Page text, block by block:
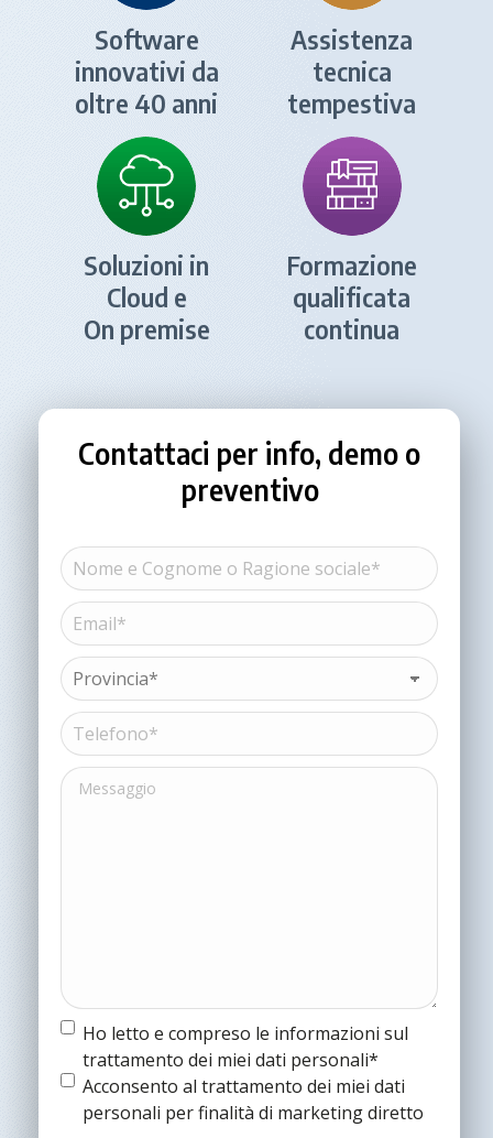
Software
innovativi da
oltre 40 anni
Assistenza
tecnica
tempestiva
Soluzioni in
Cloud e
On premise
Formazione
qualificata
continua
Contattaci per info, demo o
preventivo
Nome
e
Cognome
o
Ragione
sociale*
(Obbligatorio)
Nome
Email*
(Obbligatorio)
Provincia*
(Obbligatorio)
Telefono*
(Obbligatorio)
Messaggio
Termine
condizioni(Obbligatorio)
Ho letto e compreso le informazioni sul
trattamento dei miei dati personali*
Termine
condizioni
Acconsento al trattamento dei miei dati
personali per finalità di marketing diretto